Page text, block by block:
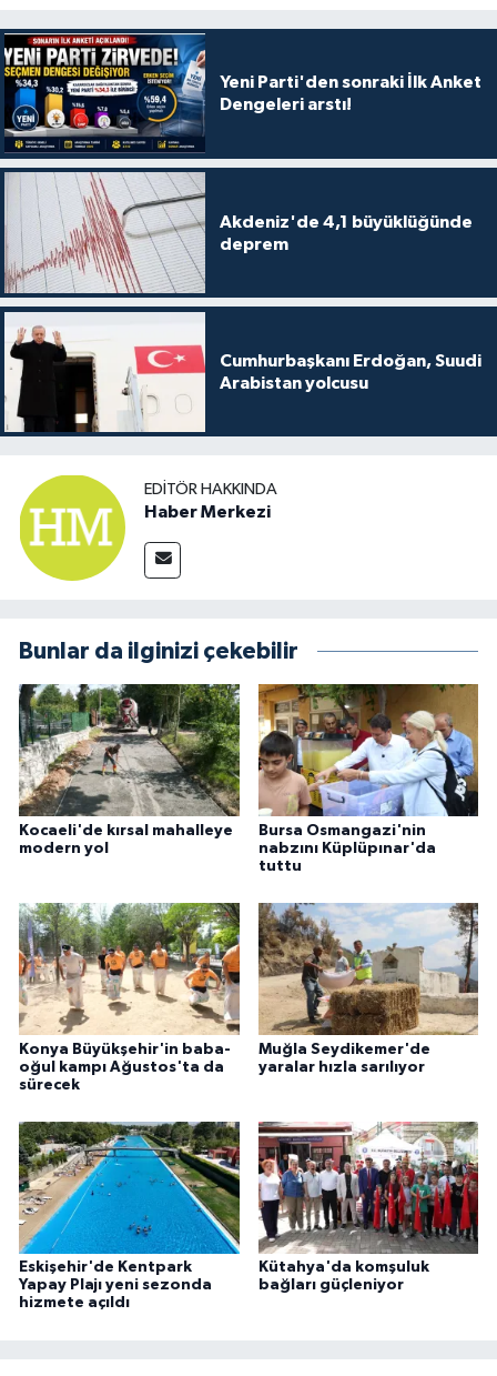
Yeni Parti'den sonraki İlk Anket
Dengeleri arstı!
Akdeniz'de 4,1 büyüklüğünde
deprem
Cumhurbaşkanı Erdoğan, Suudi
Arabistan yolcusu
EDITÖR HAKKINDA
Haber Merkezi
Bunlar da ilginizi çekebilir
Kocaeli'de kırsal mahalleye
modern yol
Bursa Osmangazi'nin
nabzını Küplüpınar'da
tuttu
Konya Büyükşehir'in baba-
oğul kampı Ağustos'ta da
sürecek
Muğla Seydikemer'de
yaralar hızla sarılıyor
Eskişehir'de Kentpark
Yapay Plajı yeni sezonda
hizmete açıldı
Kütahya'da komşuluk
bağları güçleniyor